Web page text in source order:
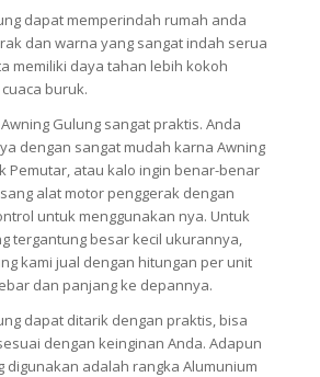
dapat memperindah rumah anda
dan warna yang sangat indah serua
memiliki daya tahan lebih kokoh
buruk.
Gulung sangat praktis. Anda
dengan sangat mudah karna Awning
Pemutar, atau kalo ingin benar-benar
alat motor penggerak dengan
untuk menggunakan nya. Untuk
tergantung besar kecil ukurannya,
kami jual dengan hitungan per unit
dan panjang ke depannya.
dapat ditarik dengan praktis, bisa
dengan keinginan Anda. Adapun
digunakan adalah rangka Alumunium